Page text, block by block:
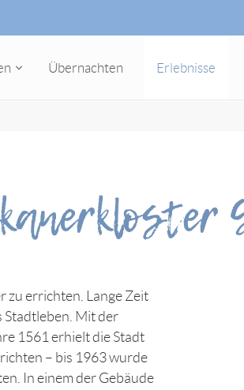
Übernachten Erlebnisse
zu errichten. Lange Zeit
Stadtleben. Mit der
1561 erhielt die Stadt
– bis 1963 wurde
In einem der Gebäude